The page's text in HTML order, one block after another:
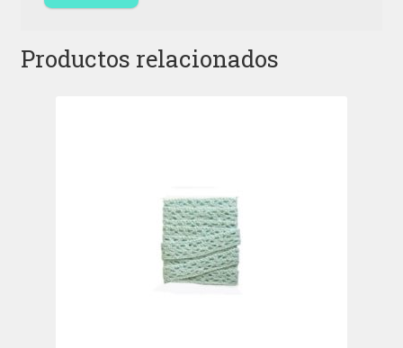
Productos relacionados